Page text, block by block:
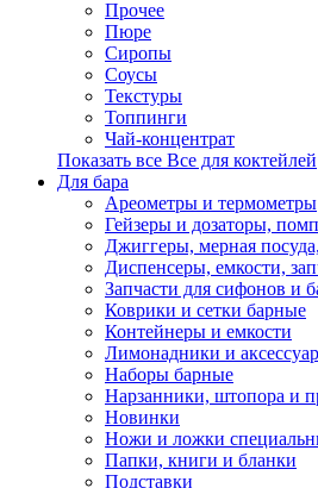
Прочее
Пюре
Сиропы
Соусы
Текстуры
Топпинги
Чай-концентрат
Показать все Все для коктейлей
Для бара
Ареометры и термометры
Гейзеры и дозаторы,
Джиггеры, мерная
Диспенсеры, емкости,
Запчасти для сифонов и
Коврики и сетки барные
Контейнеры и емкости
Лимонадники и
Наборы барные
Нарзанники, штопора и
Новинки
Ножи и ложки
Папки, книги и бланки
Подставки